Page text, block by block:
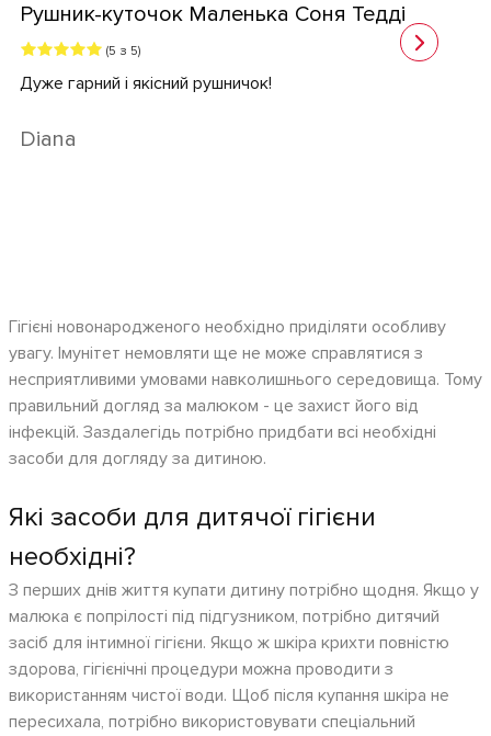
Рушник-куточок Маленька Соня Тедді
(5 з 5)
Дуже гарний і якісний рушничок!
Diana
Гігієні новонародженого необхідно приділяти особливу
увагу. Імунітет немовляти ще не може справлятися з
несприятливими умовами навколишнього середовища. Тому
правильний догляд за малюком - це захист його від
інфекцій. Заздалегідь потрібно придбати всі необхідні
засоби для догляду за дитиною.
Які засоби для дитячої гігієни
необхідні?
З перших днів життя купати дитину потрібно щодня. Якщо у
малюка є попрілості під підгузником, потрібно дитячий
засіб для інтимної гігієни. Якщо ж шкіра крихти повністю
здорова, гігієнічні процедури можна проводити з
використанням чистої води. Щоб після купання шкіра не
пересихала, потрібно використовувати спеціальний